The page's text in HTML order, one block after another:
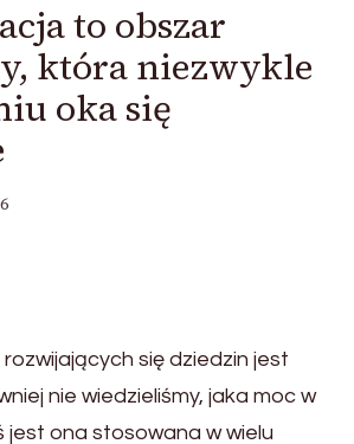
to obszar
która niezwykle
oka się
się dziedzin jest
nie wiedzieliśmy, jaka moc w
jest ona stosowana w wielu